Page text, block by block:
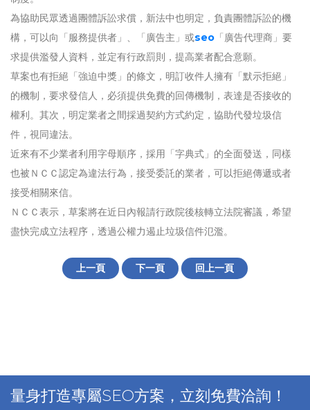
為協助民眾透過團體訴訟求償，新法中也明定，負責團體訴訟的機
構，可以向「服務提供者」、「廣告主」或seo 「廣告代理商」要
求提供濫發人資料，並定有行政罰則，提高業者配合意願。
草案也有拒絕「強迫中獎」的條文，明訂收件人擁有「默示拒絕」
的機制，要求發信人，必須提供免費的回傳機制，表達是否接收的
權利。其次，明定業者之間採過契約方式約定，協助代發垃圾信
件，視同違法。
近來有不少業者利用字母順序，採用「字典式」的全面發送，同樣
也被ＮＣＣ認定為違法行為，接受委託的業者，可以拒絕傳遞或者
接受相關來信。
ＮＣＣ表示，草案將在近日內報請行政院後核轉立法院審議，希望
盡快完成立法程序，透過公權力遏止垃圾信件氾濫。
上一頁 下一頁 回上一頁
量身打造專屬SEO方案，立刻免費洽詢！